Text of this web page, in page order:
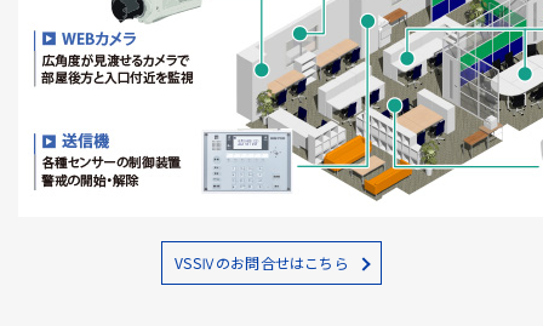
VSSⅣのお問合せはこちら